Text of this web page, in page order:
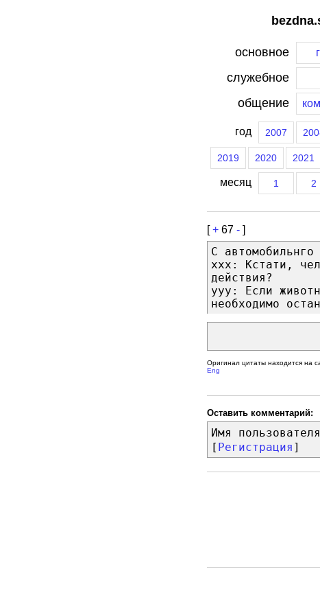
основное
служебное
общение
год 2007
2019 2020 2021
месяц 1 2
[+ 67 - ]
С
xxx: Кстати,
действия?
yyy: Если
необходимо
Оригинал цитаты находится на
Eng
Оставить комментарий:
Имя
[ Регистрация ]